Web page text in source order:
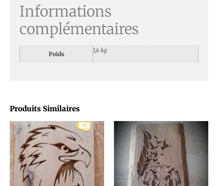
Produits Similaires
Informations
complémentaires
Poids
1,4 kg